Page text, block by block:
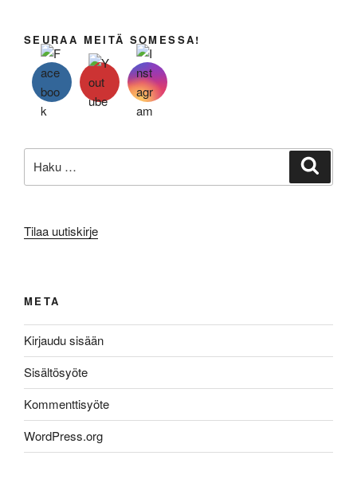
SEURAA MEITÄ SOMESSA!
Tilaa uutiskirje
META
Kirjaudu sisään
Sisältösyöte
Kommenttisyöte
WordPress.org